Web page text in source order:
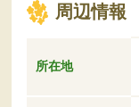
周辺情報
所在地